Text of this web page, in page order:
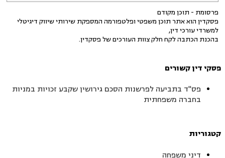
פרסומת - תוכן מקודם
פסקדין הוא אתר תוכן משפטי ופלטפורמה המספקת שירותי שיווק דיגיטלי
למשרדי עורכי דין,
בהכנת הכתבה לקח חלק צוות העורכים של פסקדין.
פסקי דין קשורים
פס"ד בתביעה לפרשנות הסכם גירושין שקבע זכויות במניות
בחברה משפחתית
קטגוריות
דיני משפחה